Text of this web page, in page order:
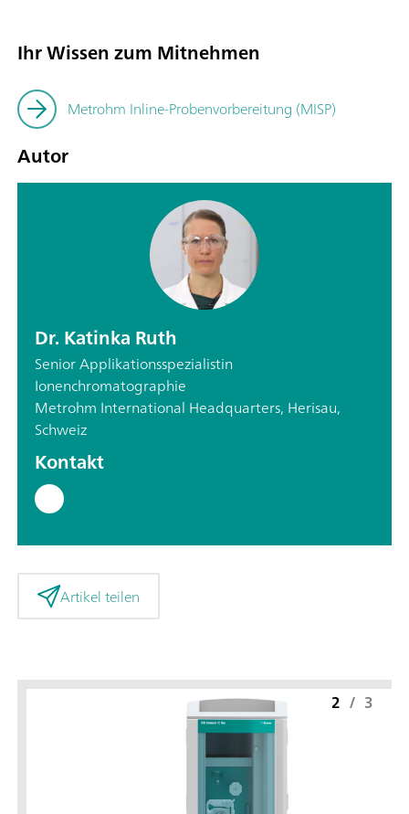
Ihr Wissen zum Mitnehmen
Metrohm Inline-Probenvorbereitung (MISP)
Autor
Dr. Katinka Ruth
Senior Applikationsspezialistin
Ionenchromatographie
Metrohm International Headquarters, Herisau,
Schweiz
Kontakt
Artikel teilen
2 / 3